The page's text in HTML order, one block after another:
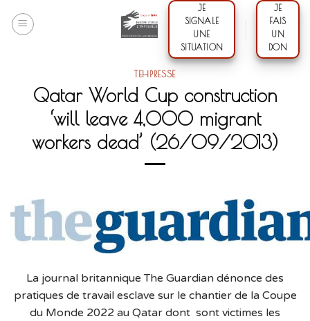
JE
SIGNALE
UNE
SITUATION
JE
FAIS
UN
DON
TEHPRESSE
Qatar World Cup construction
‘will leave 4,000 migrant
workers dead’ (26/09/2013)
La journal britannique The Guardian dénonce des
pratiques de travail esclave sur le chantier de la Coupe
du Monde 2022 au Qatar dont sont victimes les